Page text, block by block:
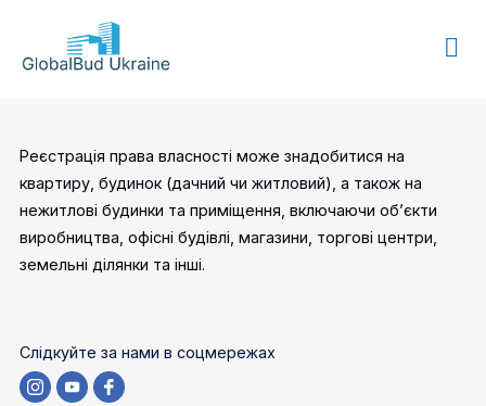
GLOBALBUD
Реєстрація права власності може знадобитися на
квартиру, будинок (дачний чи житловий), а також на
нежитлові будинки та приміщення, включаючи об’єкти
виробництва, офісні будівлі, магазини, торгові центри,
земельні ділянки та інші.
Слідкуйте за нами в соцмережах